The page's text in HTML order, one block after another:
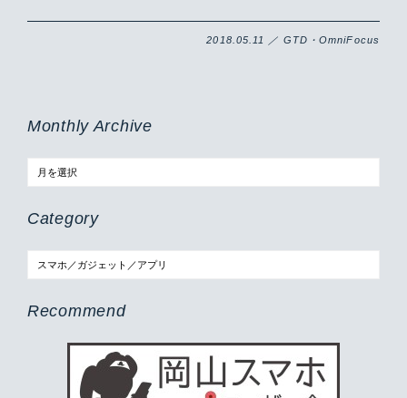
2018.05.11 ／ GTD・OmniFocus
Monthly Archive
Category
Recommend